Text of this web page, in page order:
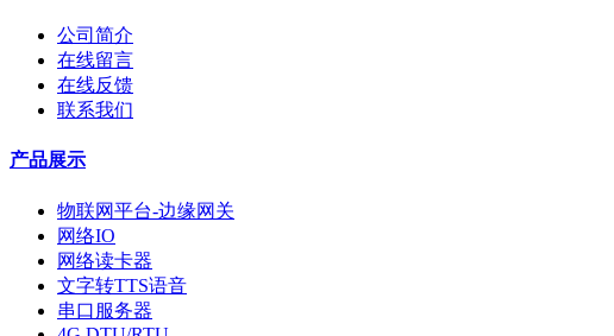
公司简介
在线留言
在线反馈
联系我们
产品展示
物联网平台-边缘网关
网络IO
网络读卡器
文字转TTS语音
串口服务器